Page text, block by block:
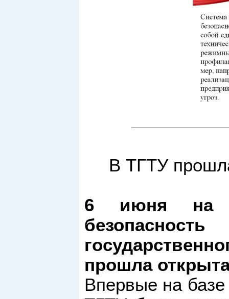
В ТГТУ
6 июня на
прошла
Впервые на базе